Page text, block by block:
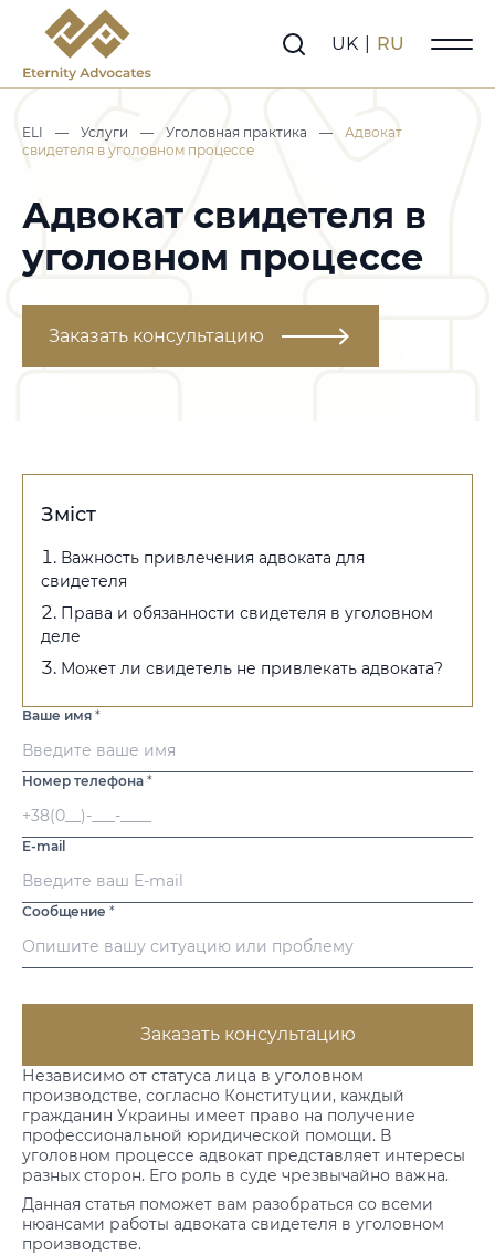
UK RU
ELI — Услуги — Уголовная практика —
Адвокат
свидетеля в уголовном процессе
Адвокат свидетеля в
уголовном процессе
Заказать консультацию
Независимо от статуса лица в уголовном
производстве, согласно Конституции, каждый
гражданин Украины имеет право на получение
профессиональной юридической помощи. В
уголовном процессе адвокат представляет интересы
разных сторон. Его роль в суде чрезвычайно важна.
Данная статья поможет вам разобраться со всеми
нюансами работы адвоката свидетеля в уголовном
производстве.
Зміст
Важность привлечения адвоката для
свидетеля
Права и обязанности свидетеля в уголовном
деле
Может ли свидетель не привлекать адвоката?
Ваше имя *
Номер телефона *
E-mail
Сообщение *
Заказать консультацию